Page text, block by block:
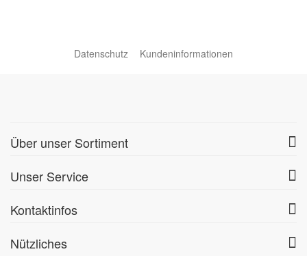
Datenschutz Kundeninformationen
Über unser Sortiment
Unser Service
Kontaktinfos
Nützliches